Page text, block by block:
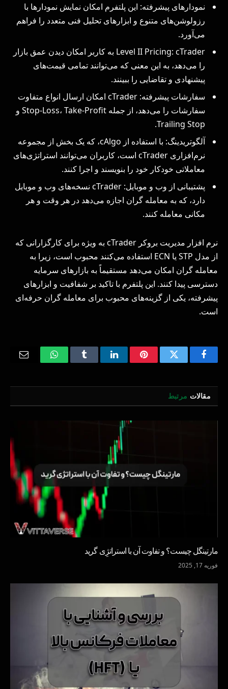
نمودارهای پیشرفته: این پلتفرم امکان نمایش نمودارها با
رزولوشن‌های متنوع و ابزارهای تحلیل فنی متعدد را فراهم
می‌آورد.
Level II Pricing: cTrader به کاربر امکان دیدن عمق بازار
را می‌دهد، به این معنی که می‌توانند تمامی قیمت‌های
پیشنهادی و تقاضایی را ببینند.
سفارشات پیشرفته: cTrader امکان ارسال انواع متفاوت
سفارشات را می‌دهد، از جمله Stop-Loss، Take-Profit و
Trailing Stop.
آلگوتریدینگ: با استفاده از cAlgo، که یک بخش از مجموعه
نرم‌افزاری cTrader است، کاربران می‌توانند استراتژی‌های
معاملاتی خودکار خود را بنویسند و اجرا کنند.
پشتیبانی از وب و موبایل: cTrader نسخه‌های وب و موبایل
دارد، که به معامله‌ گران اجازه می‌دهد در هر وقت و هر
مکانی معامله کنند.
نرم افزار مدیریت بروکر cTrader به ویژه برای کارگزارانی که
از مدل STP یا ECN استفاده می‌کنند محبوب است، زیرا به
معامله‌ گران امکان می‌دهد مستقیماً به بازارهای سرمایه
دسترسی پیدا کنند. این پلتفرم با تاکید بر شفافیت و ابزارهای
پیشرفته، یکی از گزینه‌های محبوب برای معامله‌ گران حرفه‌ای
است.
Facebook
Twitter
Pinterest
LinkedIn
Tumblr
WhatsApp
Email
مقالات مرتبط
مارتینگل چیست؟ و تفاوت آن با استراتژِی گرید
فوریه 17, 2025